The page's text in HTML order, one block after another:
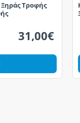
Τροφής
31,00€